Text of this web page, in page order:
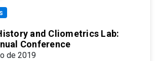
and Cliometrics Lab:
Conference
de 2019